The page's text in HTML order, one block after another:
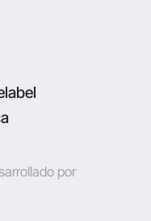
por